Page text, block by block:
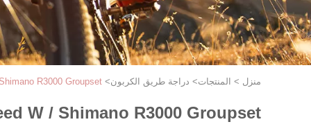
منزل > المنتجات> دراجة طريق الكربون>
R3000 Groupset
​​W / Shimano R3000 Groupset